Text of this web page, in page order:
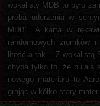
wokalisty MDB to było za
próba uderzenia w
MDB". A karta w
randomowych ziomków
litość a tak... Z wokalistą
chyba tylko to, że bujają
nowego materiału to
grając w kółko stary